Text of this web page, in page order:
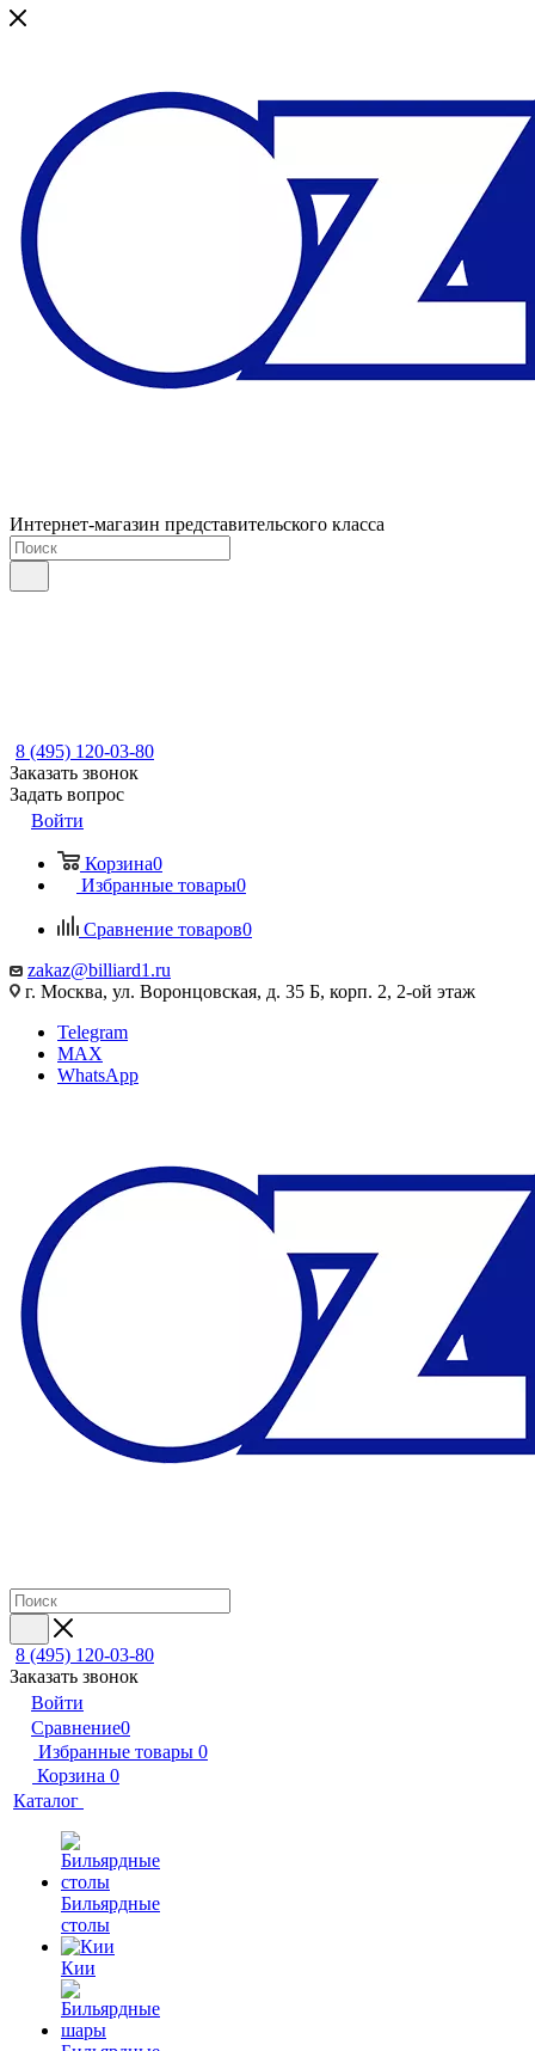
Интернет-магазин представительского класса
8 (495) 120-03-80
Заказать звонок
Задать вопрос
Войти
Корзина0
Избранные товары0
Сравнение товаров0
zakaz@billiard1.ru
г. Москва, ул. Воронцовская, д. 35 Б, корп. 2, 2-ой этаж
Telegram
MAX
WhatsApp
8 (495) 120-03-80
Заказать звонок
Войти
Сравнение0
Избранные товары 0
Корзина 0
Каталог
Бильярдные
столы
Кии